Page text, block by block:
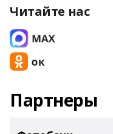
Читайте нас
Партнеры